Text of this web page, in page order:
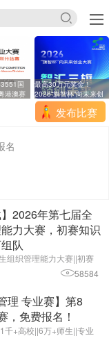
国
港澳赛
最高30万元奖金！
2026“旗智杯”向未来创
业
发布比赛
名
】2026年第七届全
力大赛，初赛知识
队
组织管理能力大赛||初赛
月25日||主办单位：中国商
58584
理 专业赛】第8
，免费报名！
千+高校||6万+师生||专业